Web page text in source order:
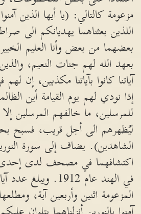
مزعومة كالتالي: (يا أيها الذين
اللذين بعثناهما يهديانكم الى
بعضهما من بعض وأنا العليم
بعهد الله لهم جنات النعيم،
آياتنا كانوا بآياتنا مكذبين، إن
إذا نودي لهم يوم القيامة أين
للمرسلين، ما خالفهم المرسلين
ليُظهرهم الى أجل قريب، فسبح
الشاهدين). يضاف إلى سورة
اكتشافهما في مصحف لدى إحدى
في الهند عام 1912.
المزعومة اثنين وأربعين آية،